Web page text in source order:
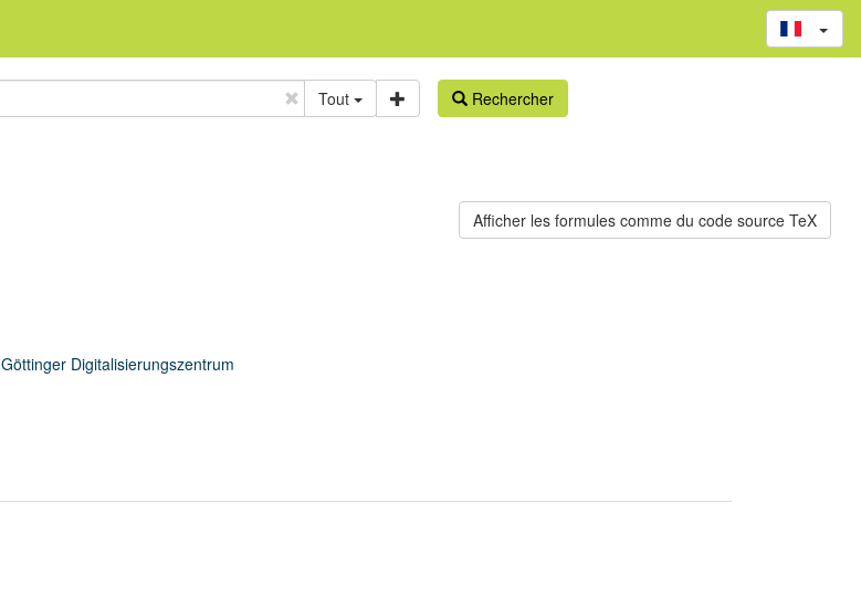
Tout
Rechercher
Göttinger Digitalisierungszentrum